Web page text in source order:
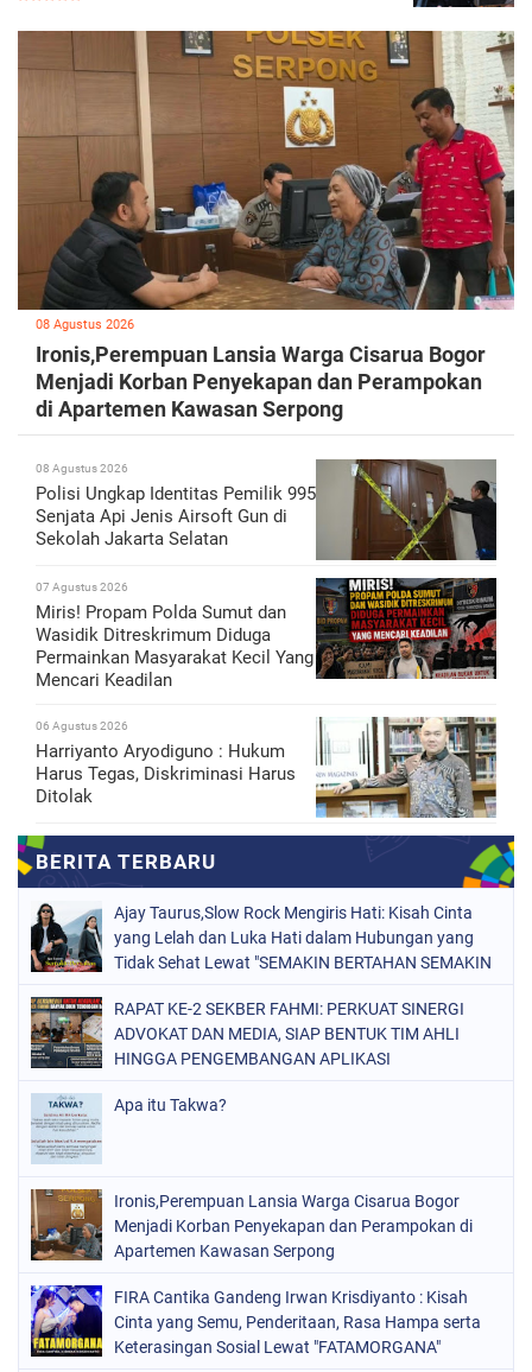
08 Agustus 2026
Ironis,Perempuan Lansia Warga Cisarua Bogor
Menjadi Korban Penyekapan dan Perampokan
di Apartemen Kawasan Serpong
08 Agustus 2026
Polisi Ungkap Identitas Pemilik 995
Senjata Api Jenis Airsoft Gun di
Sekolah Jakarta Selatan
07 Agustus 2026
Miris! Propam Polda Sumut dan
Wasidik Ditreskrimum Diduga
Permainkan Masyarakat Kecil Yang
Mencari Keadilan
06 Agustus 2026
Harriyanto Aryodiguno : Hukum
Harus Tegas, Diskriminasi Harus
Ditolak
Ajay Taurus,Slow Rock Mengiris Hati: Kisah Cinta
yang Lelah dan Luka Hati dalam Hubungan yang
Tidak Sehat Lewat "SEMAKIN BERTAHAN SEMAKIN
RAPAT KE-2 SEKBER FAHMI: PERKUAT SINERGI
ADVOKAT DAN MEDIA, SIAP BENTUK TIM AHLI
HINGGA PENGEMBANGAN APLIKASI
Apa itu Takwa?
Ironis,Perempuan Lansia Warga Cisarua Bogor
Menjadi Korban Penyekapan dan Perampokan di
Apartemen Kawasan Serpong
FIRA Cantika Gandeng Irwan Krisdiyanto : Kisah
Cinta yang Semu, Penderitaan, Rasa Hampa serta
Keterasingan Sosial Lewat "FATAMORGANA"